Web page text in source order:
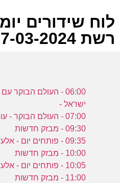
רשת 17-03-2024
06:00 - העולם הבוקר
ישראל -
07:00 - העולם הבוקר - עומר ירדני
09:30 - מבזק חדשות
09:35 - פותחים יום - אלעד וירדן
10:00 - מבזק חדשות
10:05 - פותחים יום - אלעד וירדן
11:00 - מבזק חדשות